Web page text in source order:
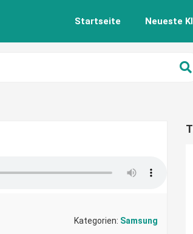
Startseite Neueste
Kategorien: Samsung